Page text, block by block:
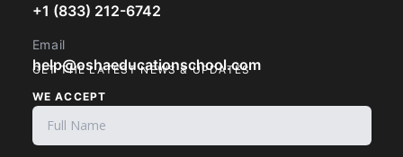
+1 (833) 212-6742
Email
help@oshaeducationschool.com
WE ACCEPT
GET THE LATEST NEWS & UPDATES